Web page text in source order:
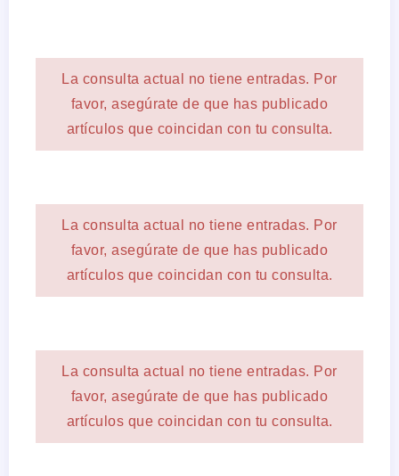
La consulta actual no tiene entradas. Por
favor, asegúrate de que has publicado
artículos que coincidan con tu consulta.
La consulta actual no tiene entradas. Por
favor, asegúrate de que has publicado
artículos que coincidan con tu consulta.
La consulta actual no tiene entradas. Por
favor, asegúrate de que has publicado
artículos que coincidan con tu consulta.